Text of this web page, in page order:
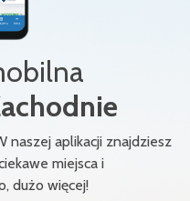
naszej aplikacji znajdziesz
miejsca i
dużo więcej!